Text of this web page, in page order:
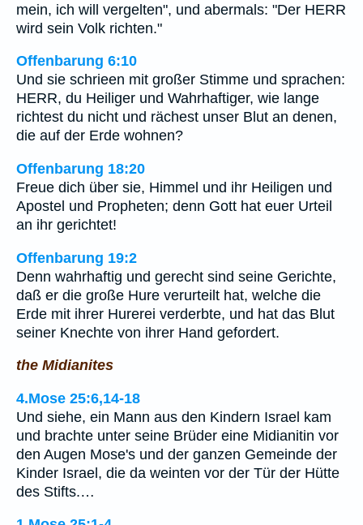
mein, ich will vergelten", und abermals: "Der HERR
wird sein Volk richten."
Offenbarung 6:10
Und sie schrieen mit großer Stimme und sprachen:
HERR, du Heiliger und Wahrhaftiger, wie lange
richtest du nicht und rächest unser Blut an denen,
die auf der Erde wohnen?
Offenbarung 18:20
Freue dich über sie, Himmel und ihr Heiligen und
Apostel und Propheten; denn Gott hat euer Urteil
an ihr gerichtet!
Offenbarung 19:2
Denn wahrhaftig und gerecht sind seine Gerichte,
daß er die große Hure verurteilt hat, welche die
Erde mit ihrer Hurerei verderbte, und hat das Blut
seiner Knechte von ihrer Hand gefordert.
the Midianites
4.Mose 25:6,14-18
Und siehe, ein Mann aus den Kindern Israel kam
und brachte unter seine Brüder eine Midianitin vor
den Augen Mose's und der ganzen Gemeinde der
Kinder Israel, die da weinten vor der Tür der Hütte
des Stifts.…